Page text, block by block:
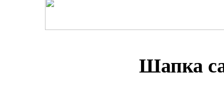
Шапка